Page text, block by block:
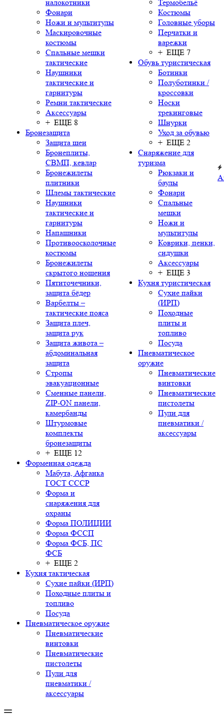
налокотники
Фонари
Ножи и мультитулы
Маскировочные
костюмы
Спальные мешки
тактические
Наушники
тактические и
гарнитуры
Ремни тактические
Аксессуары
+ ЕЩЕ 8
Бронезащита
Защита шеи
Бронеплиты,
СВМП, кевлар
Бронежилеты
плитники
Шлемы тактические
Наушники
тактические и
гарнитуры
Напашники
Противоосколочные
костюмы
Бронежилеты
скрытого ношения
Пятиточечники,
защита бёдер
Варбелты –
тактические пояса
Защита плеч,
защита рук
Защита живота –
абдоминальная
защита
Стропы
эвакуационные
Сменные панели,
ZIP-ON панели,
камербанды
Штурмовые
комплекты
бронезащиты
+ ЕЩЕ 12
Форменная одежда
Мабута, Афганка
ГОСТ СССР
Форма и
снаряжения для
охраны
Форма ПОЛИЦИИ
Форма ФССП
Форма ФСБ, ПС
ФСБ
+ ЕЩЕ 2
Кухня тактическая
Сухие пайки (ИРП)
Походные плиты и
топливо
Посуда
Пневматическое оружие
Пневматические
винтовки
Пневматические
пистолеты
Пули для
пневматики /
аксессуары
Термобельё
Костюмы
Головные уборы
Перчатки и
варежки
+ ЕЩЕ 7
Обувь туристическая
Ботинки
Полуботинки /
кроссовки
Носки
трекинговые
Шнурки
Уход за обувью
+ ЕЩЕ 2
Снаряжение для
туризма
Рюкзаки и
баулы
Фонари
Спальные
мешки
Ножи и
мультитулы
Коврики, пенки,
сидушки
Аксессуары
+ ЕЩЕ 3
Кухня туристическая
Сухие пайки
(ИРП)
Походные
плиты и
топливо
Посуда
Пневматическое
оружие
Пневматические
винтовки
Пневматические
пистолеты
Пули для
пневматики /
аксессуары